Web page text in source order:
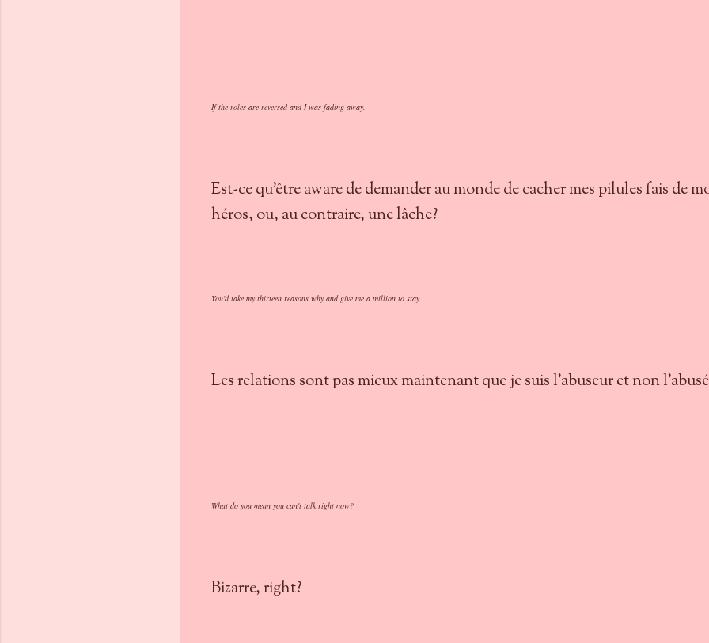
If the roles are reversed and I was fading away.
Est-ce qu'être aware de demander au monde de cacher mes pilules fais de
héros, ou, au contraire, une lâche?
You'd take my thirteen reasons why and give me a million to stay
Les relations sont pas mieux maintenant que je suis l'abuseur et non
What do you mean you can't talk right now?
Bizarre, right?